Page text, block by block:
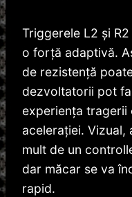
Triggerele L2 și
o forță adaptivă.
de rezistență
dezvoltatorii pot
experiența tragerii
acelerației.
mult de un
dar măcar se va
rapid.